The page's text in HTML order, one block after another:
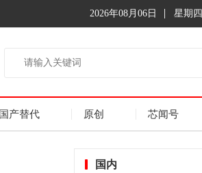
2026年08月06日 星期四
国产替代 原创 芯闻号
国内